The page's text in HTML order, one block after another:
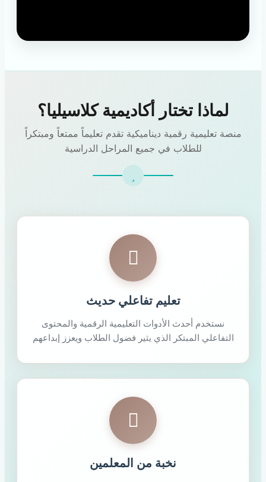
لماذا تختار أكاديمية كلاسيليا؟
منصة تعليمية رقمية ديناميكية تقدم تعليماً ممتعاً ومبتكراً
للطلاب في جميع المراحل الدراسية
تعليم تفاعلي حديث
نستخدم أحدث الأدوات التعليمية الرقمية والمحتوى
التفاعلي المبتكر الذي يثير فضول الطلاب ويعزز إبداعهم
نخبة من المعلمين